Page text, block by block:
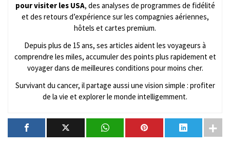
pour visiter les USA, des analyses de programmes de fidélité
et des retours d’expérience sur les compagnies aériennes,
hôtels et cartes premium.
Depuis plus de 15 ans, ses articles aident les voyageurs à
comprendre les miles, accumuler des points plus rapidement et
voyager dans de meilleures conditions pour moins cher.
Survivant du cancer, il partage aussi une vision simple : profiter
de la vie et explorer le monde intelligemment.